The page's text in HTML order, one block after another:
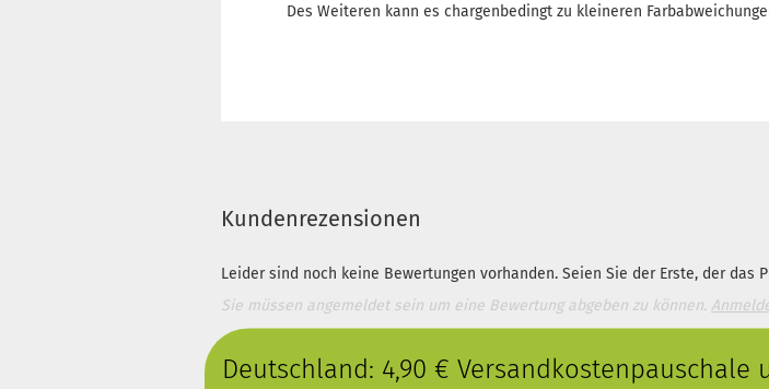
Des Weiteren kann es chargenbedingt zu kleineren
Kundenrezensionen
Leider sind noch keine Bewertungen vorhanden. Seien Sie der Erste, der das
Sie müssen angemeldet sein um eine Bewertung abgeben zu können.
Deutschland: 4,90 €